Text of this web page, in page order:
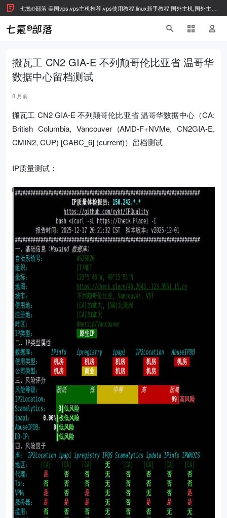
七氪®部落 美国vps,vps主机推荐,vps使用教程,linux新手教程,国外主机,国外主机
推荐
搬瓦工 CN2 GIA-E 不列颠哥伦比亚省 温哥华
数据中心留档测试
8 月前
搬瓦工 CN2 GIA-E 不列颠哥伦比亚省 温哥华数据中心（CA:
British Columbia, Vancouver (AMD-F+NVMe, CN2GIA-E,
CMIN2, CUP) [CABC_6] (current)）留档测试
IP质量测试：